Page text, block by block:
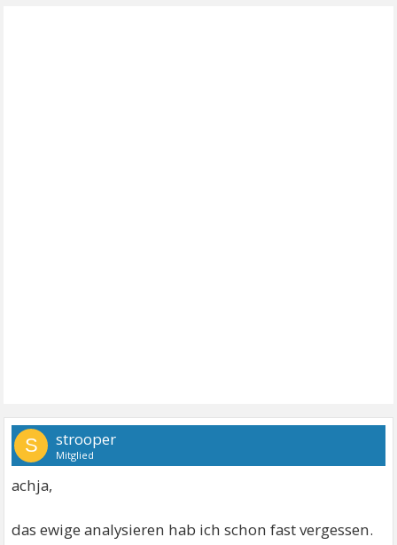
S strooper
Mitglied
achja,
das ewige analysieren hab ich schon fast vergessen.